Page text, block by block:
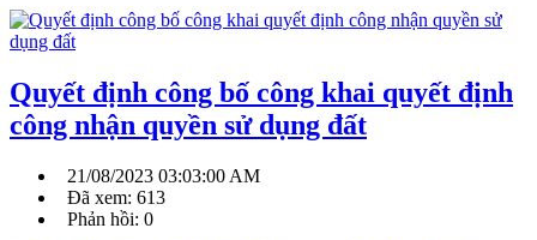
Quyết định công bố công khai quyết định
công nhận quyền sử dụng đất
21/08/2023 03:03:00 AM
Đã xem: 613
Phản hồi: 0